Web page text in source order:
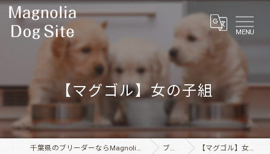
MENU
【マグゴル】女の子組
千葉県のブリーダーならMagnolia Dog Site ブログ 【マグゴル】女の子組